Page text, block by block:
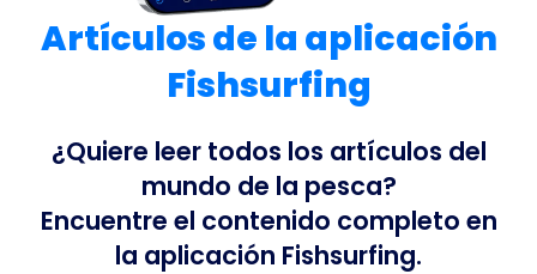
Artículos de la aplicación
Fishsurfing
¿Quiere leer todos los artículos del
mundo de la pesca?
Encuentre el contenido completo en
la aplicación Fishsurfing.